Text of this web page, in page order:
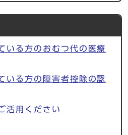
いる方のおむつ代の医療
いる方の障害者控除の認
活用ください